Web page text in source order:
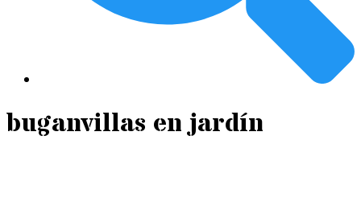
buganvillas en jardín